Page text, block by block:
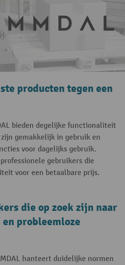
producten tegen een
bieden degelijke functionaliteit
zijn gemakkelijk in gebruik en
voor dagelijks gebruik.
gebruikers die
voor een betaalbare prijs.
die op zoek zijn naar
probleemloze
hanteert duidelijke normen